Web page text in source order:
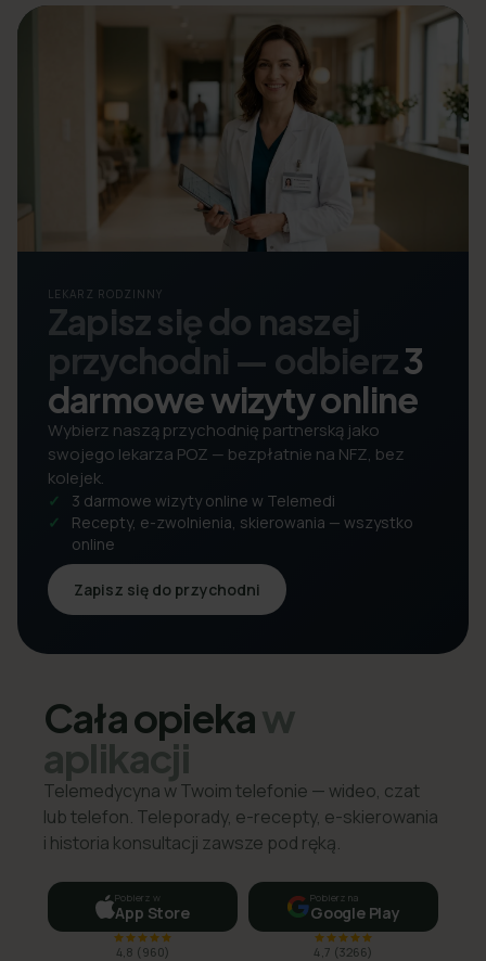
LEKARZ RODZINNY
Zapisz się do naszej
przychodni — odbierz3
darmowe wizyty online
Wybierz naszą przychodnię partnerską jako
swojego lekarza POZ — bezpłatnie na NFZ, bez
kolejek.
3 darmowe wizyty online w Telemedi
Recepty, e-zwolnienia, skierowania — wszystko
online
Zapisz się do przychodni
Cała opiekaw
aplikacji
Telemedycyna w Twoim telefonie — wideo, czat
lub telefon. Teleporady, e-recepty, e-skierowania
i historia konsultacji zawsze pod ręką.
Pobierz w
App Store
4,8 ( 960)
Pobierz na
Google Play
4,7 (3266)